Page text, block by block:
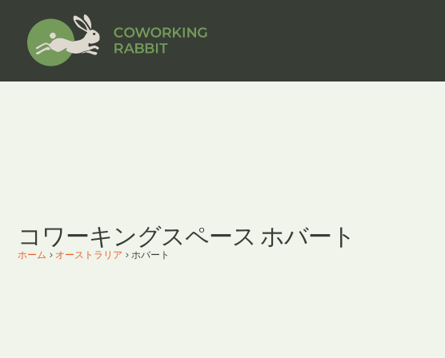
コワーキングスペース ホバート
ホーム > オーストラリア >ホバート